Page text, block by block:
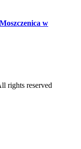
w
rights reserved